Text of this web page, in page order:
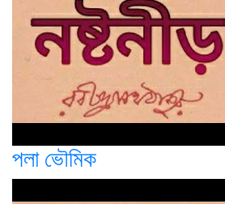
পলা ভৌমিক